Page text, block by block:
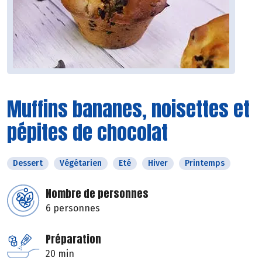
Muffins bananes, noisettes et
pépites de chocolat
Dessert Végétarien Eté Hiver Printemps
Nombre de personnes
6 personnes
Préparation
20 min